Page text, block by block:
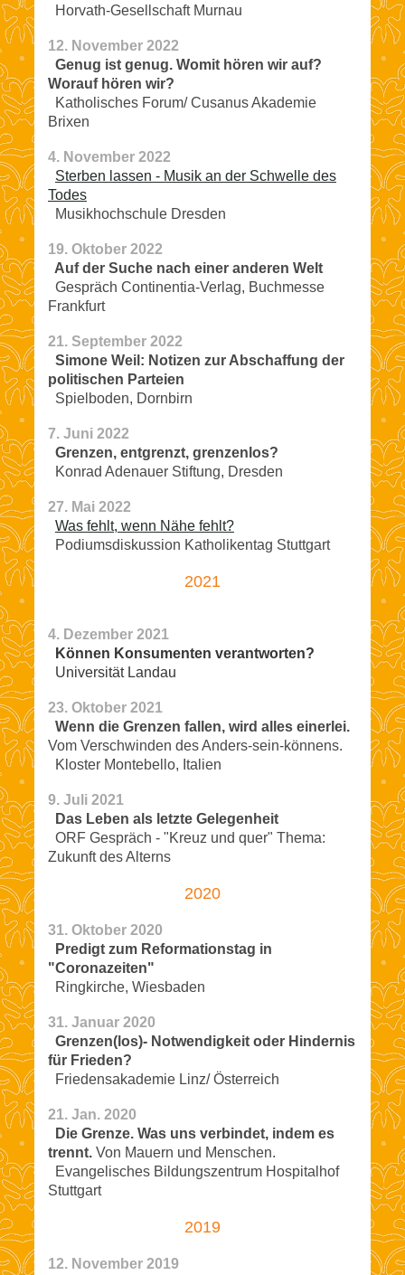
Horvath-Gesellschaft Murnau
12. November 2022
Genug ist genug. Womit hören wir auf?
Worauf hören wir?
Katholisches Forum/ Cusanus Akademie
Brixen
4. November 2022
Sterben lassen - Musik an der Schwelle des
Todes
Musikhochschule Dresden
19. Oktober 2022
Auf der Suche nach einer anderen Welt
Gespräch Continentia-Verlag, Buchmesse
Frankfurt
21. September 2022
Simone Weil: Notizen zur Abschaffung der
politischen Parteien
Spielboden, Dornbirn
7. Juni 2022
Grenzen, entgrenzt, grenzenlos?
Konrad Adenauer Stiftung, Dresden
27. Mai 2022
Was fehlt, wenn Nähe fehlt?
Podiumsdiskussion Katholikentag Stuttgart
2021
4. Dezember 2021
Können Konsumenten verantworten?
Universität Landau
23. Oktober 2021
Wenn die Grenzen fallen, wird alles einerlei.
Vom Verschwinden des Anders-sein-könnens.
Kloster Montebello, Italien
9. Juli 2021
Das Leben als letzte Gelegenheit
ORF Gespräch - "Kreuz und quer" Thema:
Zukunft des Alterns
2020
31. Oktober 2020
Predigt zum Reformationstag in
"Coronazeiten"
Ringkirche, Wiesbaden
31. Januar 2020
Grenzen(los)- Notwendigkeit oder Hindernis
für Frieden?
Friedensakademie Linz/ Österreich
21. Jan. 2020
Die Grenze. Was uns verbindet, indem es
trennt. Von Mauern und Menschen.
Evangelisches Bildungszentrum Hospitalhof
Stuttgart
2019
12. November 2019